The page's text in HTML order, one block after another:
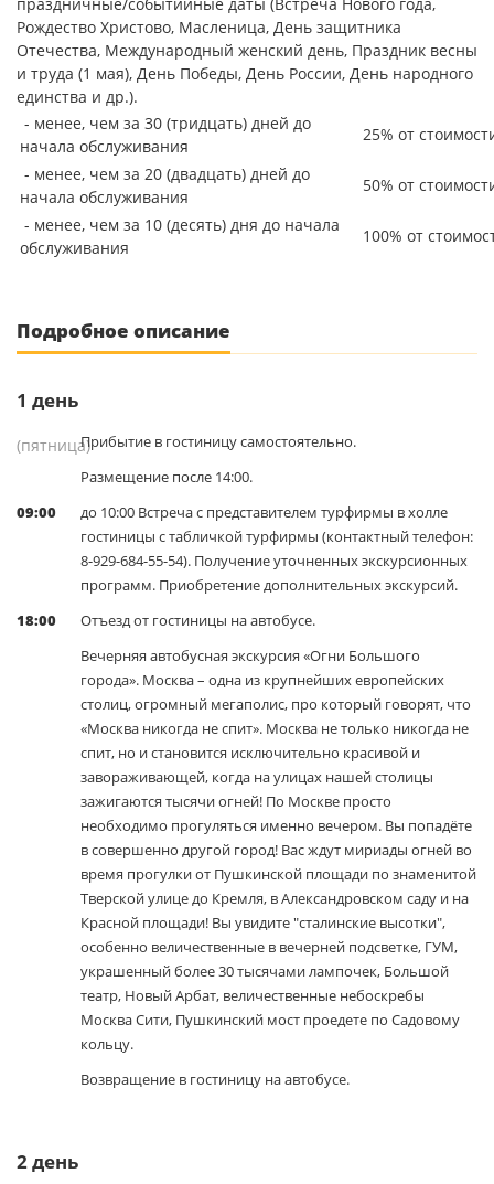
Рождество Христово, Масленица, День защитника
Отечества, Международный женский день, Праздник весны
и труда (1 мая), День Победы, День России, День народного
единства и др.).
- менее, чем за 30 (тридцать) дней до
начала обслуживания
25% от
- менее, чем за 20 (двадцать) дней до
начала обслуживания
50% от
- менее, чем за 10 (десять) дня до начала
обслуживания
100% от
Подробное описание
1 день
(пятница)Прибытие в гостиницу самостоятельно.
Размещение после 14:00.
09:00
до 10:00 Встреча с представителем турфирмы в холле
гостиницы с табличкой турфирмы (контактный телефон:
8-929-684-55-54). Получение уточненных экскурсионных
программ. Приобретение дополнительных экскурсий.
18:00
Отъезд от гостиницы на автобусе.
Вечерняя автобусная экскурсия «Огни Большого
города». Москва – одна из крупнейших европейских
столиц, огромный мегаполис, про который говорят, что
«Москва никогда не спит». Москва не только никогда не
спит, но и становится исключительно красивой и
завораживающей, когда на улицах нашей столицы
зажигаются тысячи огней! По Москве просто
необходимо прогуляться именно вечером. Вы попадёте
в совершенно другой город! Вас ждут мириады огней во
время прогулки от Пушкинской площади по знаменитой
Тверской улице до Кремля, в Александровском саду и на
Красной площади! Вы увидите "сталинские высотки",
особенно величественные в вечерней подсветке, ГУМ,
украшенный более 30 тысячами лампочек, Большой
театр, Новый Арбат, величественные небоскребы
Москва Сити, Пушкинский мост проедете по Садовому
кольцу.
Возвращение в гостиницу на автобусе.
2день